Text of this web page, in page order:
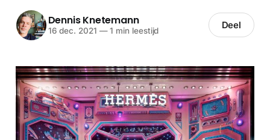
Dennis Knetemann
16 dec. 2021 —1 min leestijd Deel